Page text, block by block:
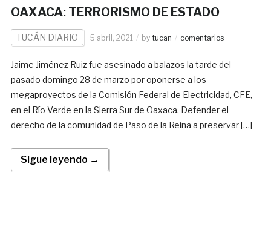
OAXACA: TERRORISMO DE ESTADO
TUCÁN DIARIO 5 abril, 2021 by tucan comentarios
Jaime Jiménez Ruiz fue asesinado a balazos la tarde del
pasado domingo 28 de marzo por oponerse a los
megaproyectos de la Comisión Federal de Electricidad, CFE,
en el Río Verde en la Sierra Sur de Oaxaca. Defender el
derecho de la comunidad de Paso de la Reina a preservar […]
Sigue leyendo →